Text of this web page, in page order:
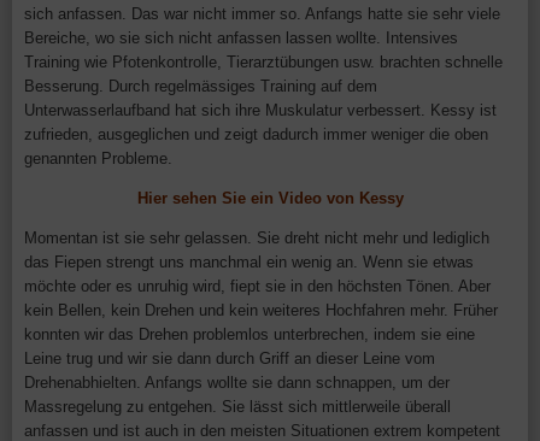
sich anfassen. Das war nicht immer so. Anfangs hatte sie sehr viele
Bereiche, wo sie sich nicht anfassen lassen wollte. Intensives
Training wie Pfotenkontrolle, Tierarztübungen usw. brachten schnelle
Besserung. Durch regelmässiges Training auf dem
Unterwasserlaufband hat sich ihre Muskulatur verbessert. Kessy ist
zufrieden, ausgeglichen und zeigt dadurch immer weniger die oben
genannten Probleme.
Hier sehen Sie ein Video von Kessy
Momentan ist sie sehr gelassen. Sie dreht nicht mehr und lediglich
das Fiepen strengt uns manchmal ein wenig an. Wenn sie etwas
möchte oder es unruhig wird, fiept sie in den höchsten Tönen. Aber
kein Bellen, kein Drehen und kein weiteres Hochfahren mehr. Früher
konnten wir das Drehen problemlos unterbrechen, indem sie eine
Leine trug und wir sie dann durch Griff an dieser Leine vom
Drehenabhielten. Anfangs wollte sie dann schnappen, um der
Massregelung zu entgehen. Sie lässt sich mittlerweile überall
anfassen und ist auch in den meisten Situationen extrem kompetent